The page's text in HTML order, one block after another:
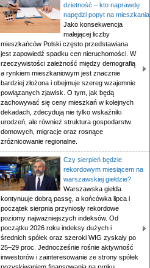
dzietność – kto naprawdę
napędzi popyt na mieszkania
Jako konsekwencja
malejącej liczby
mieszkańców Polski często przedstawiana
jest zapowiedź spadku cen nieruchomości. W
rzeczywistości zależność między demografią
a rynkiem mieszkaniowym jest znacznie
bardziej złożona i obejmuje szereg wzajemnie
powiązanych zjawisk. O tym, jak będą
zachowywać się ceny mieszkań w kolejnych
dekadach, zdecydują nie tylko wskaźniki
urodzeń, ale również struktura gospodarstw
domowych, migracje oraz rosnące
zróżnicowanie regionalne.
Czy sierpień będzie
rekordowym miesiącem na
warszawskiej giełdzie?
Warszawska giełda
kontynuuje dobrą passę, a końcówka lipca i
początek sierpnia przyniosły rekordowe
poziomy najważniejszych indeksów. Od
początku 2026 roku indeksy dużych i
średnich spółek oraz szeroki WIG zyskały po
25–29 proc. Jednocześnie rośnie aktywność
inwestorów i zainteresowanie ze strony spółek